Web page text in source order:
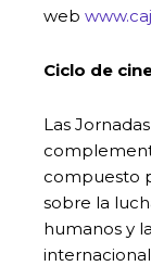
web
Ciclo de
Las Jornadas
compuesto
sobre la
humanos y